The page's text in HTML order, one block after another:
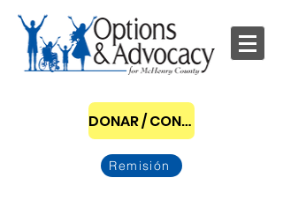
DONAR / CONVERTIRSE EN PATROCINADOR
Remisión